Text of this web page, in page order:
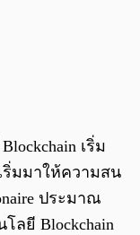
เริ่ม
ริ่มมาให้ความสน
ประมาณ
ลยี Blockchain